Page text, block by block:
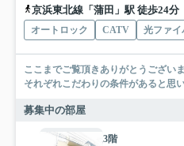
京浜東北線「蒲田」駅 徒歩24分
オートロック CATV 光ファイ
ここまでご覧頂きありがとうございます。 お部屋探しの際には
それぞれこだわりの条件があると思
募集中の部屋
3階